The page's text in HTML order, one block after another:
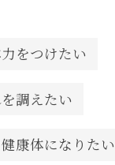
をつけたい
調えたい
康体になりたい